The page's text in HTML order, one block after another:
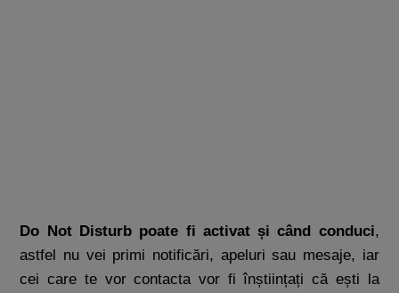
Do Not Disturb poate fi activat și când conduci,
astfel nu vei primi notificări, apeluri sau mesaje, iar
cei care te vor contacta vor fi înștiințați că ești la